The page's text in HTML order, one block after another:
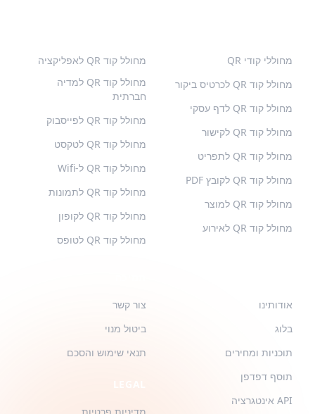
מחוללי קודי QR
מחולל קוד QR לכרטיס ביקור
מחולל קוד QR לדף עסקי
מחולל קוד QR לקישור
מחולל קוד QR לתפריט
מחולל קוד QR לקובץ PDF
מחולל קוד QR למוצר
מחולל קוד QR לאירוע
מחולל קוד QR לאפליקציה
מחולל קוד QR למדיה
חברתית
מחולל קוד QR לפייסבוק
מחולל קוד QR לטקסט
מחולל קוד QR ל-Wifi
מחולל קוד QR לתמונות
מחולל קוד QR לקופון
מחולל קוד QR לטופס
אודותינו
בלוג
תוכניות ומחירים
תוסף דפדפן
API אינטגרציה
צור קשר
ביטול מנוי
תנאי שימוש והסכם